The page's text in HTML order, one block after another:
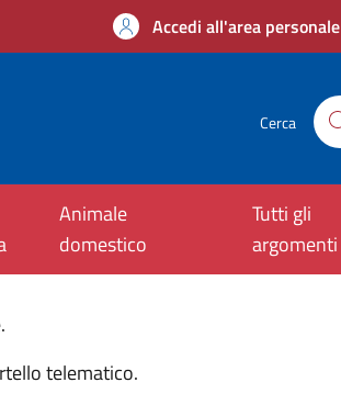
Accedi all'area personale
Cerca
Animale
domestico
Tutti gli
argomenti
telematico.